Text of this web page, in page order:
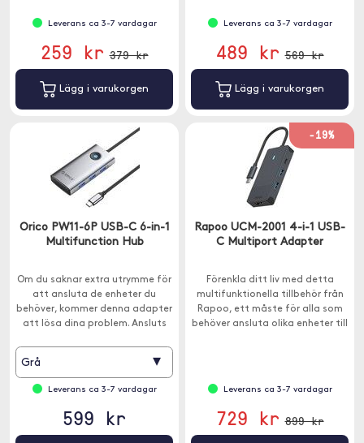
Leverans ca 3-7 vardagar
259 kr 379 kr
Lägg i varukorgen
iPadOS, Windows och Android.
Leverans ca 3-7 vardagar
489 kr 569 kr
Lägg i varukorgen
Orico PW11-6P USB-C 6-in-1
Multifunction Hub
Om du saknar extra utrymme för
att ansluta de enheter du
behöver, kommer denna adapter
att lösa dina problem. Ansluts
Grå ▾
Leverans ca 3-7 vardagar
599 kr
-19%
Rapoo UCM-2001 4-i-1 USB-
C Multiport Adapter
Förenkla ditt liv med detta
multifunktionella tillbehör från
Rapoo, ett måste för alla som
behöver ansluta olika enheter till
Leverans ca 3-7 vardagar
729 kr 899 kr